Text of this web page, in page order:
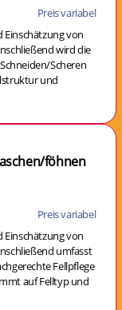
Preis variabel
Einschätzung von
wird die
Scheren
und
föhnen
Preis variabel
Einschätzung von
umfasst
Fellpflege
auf Felltyp und